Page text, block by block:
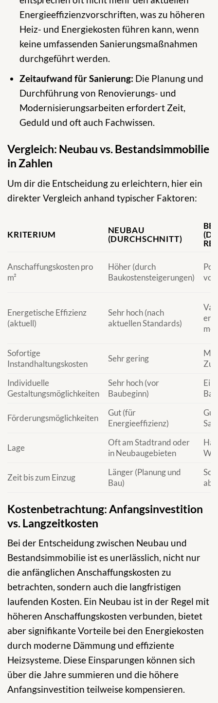
Energieeffizienzvorschriften, was zu höheren
Heiz- und Energiekosten führen kann, wenn
keine umfassenden Sanierungsmaßnahmen
durchgeführt werden.
Zeitaufwand für Sanierung: Die Planung und
Durchführung von Renovierungs- und
Modernisierungsarbeiten erfordert Zeit,
Geduld und oft auch Fachwissen.
Vergleich: Neubau vs. Bestandsimmobilie
in Zahlen
Um dir die Entscheidung zu erleichtern, hier ein
direkter Vergleich anhand typischer Faktoren:
KRITERIUM
NEUBAU
(DURCHSCHNITT)
Anschaffungskosten pro
m²
Höher (durch
Baukostensteigerungen)
von
Energetische Effizienz
(aktuell)
Sehr hoch (nach
aktuellen Standards)
Sofortige
Instandhaltungskosten
Sehr gering
Individuelle
Gestaltungsmöglichkeiten
Sehr hoch (vor
Baubeginn)
Förderungsmöglichkeiten
Gut (für
Energieeffizienz)
Lage
Oft am Stadtrand oder
in Neubaugebieten
Zeit bis zum Einzug
Länger (Planung und
Bau)
Kostenbetrachtung: Anfangsinvestition
vs. Langzeitkosten
Bei der Entscheidung zwischen Neubau und
Bestandsimmobilie ist es unerlässlich, nicht nur
die anfänglichen Anschaffungskosten zu
betrachten, sondern auch die langfristigen
laufenden Kosten. Ein Neubau ist in der Regel mit
höheren Anschaffungskosten verbunden, bietet
aber signifikante Vorteile bei den Energiekosten
durch moderne Dämmung und effiziente
Heizsysteme. Diese Einsparungen können sich
über die Jahre summieren und die höhere
Anfangsinvestition teilweise kompensieren.